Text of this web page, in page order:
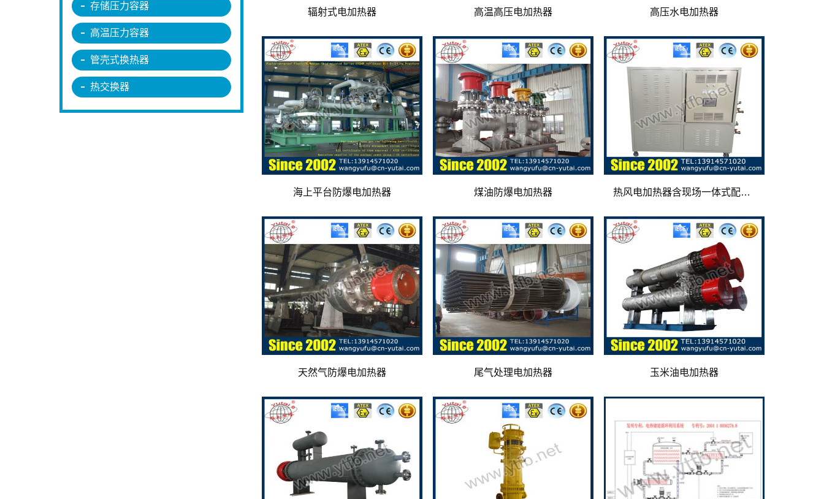
辐射式电加热器 高温高压电加热器 高压水电加热器
海上平台防爆电加热器 煤油防爆电加热器 热风电加热器含现场一体式配电箱
天然气防爆电加热器 尾气处理电加热器 玉米油电加热器
存储压力容器
高温压力容器
管壳式换热器
热交换器